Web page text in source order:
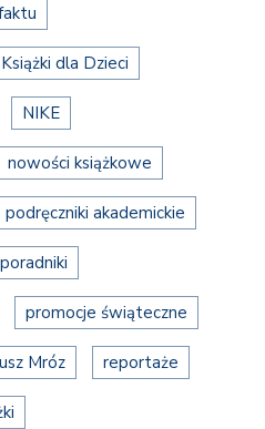
dla Dzieci
NIKE
nowości książkowe
podręczniki akademickie
poradniki
promocje świąteczne
Mróz reportaże